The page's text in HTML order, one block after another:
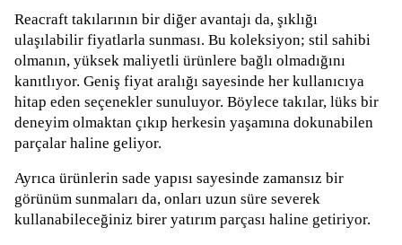
Reacraft takılarının bir diğer avantajı da, şıklığı
ulaşılabilir fiyatlarla sunması. Bu koleksiyon; stil sahibi
olmanın, yüksek maliyetli ürünlere bağlı olmadığını
kanıtlıyor. Geniş fiyat aralığı sayesinde her kullanıcıya
hitap eden seçenekler sunuluyor. Böylece takılar, lüks bir
deneyim olmaktan çıkıp herkesin yaşamına dokunabilen
parçalar haline geliyor.
Ayrıca ürünlerin sade yapısı sayesinde zamansız bir
görünüm sunmaları da, onları uzun süre severek
kullanabileceğiniz birer yatırım parçası haline getiriyor.